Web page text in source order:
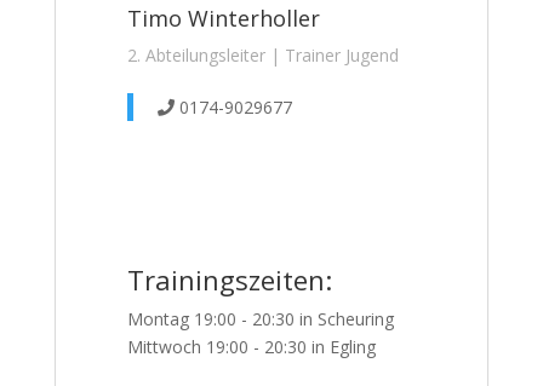
Timo Winterholler
2. Abteilungsleiter | Trainer Jugend
0174-9029677
Trainingszeiten:
Montag 19:00 - 20:30 in Scheuring
Mittwoch 19:00 - 20:30 in Egling